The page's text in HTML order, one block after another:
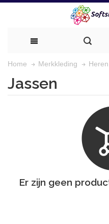
Home Merkkleding Heren
Jassen
Er zijn geen